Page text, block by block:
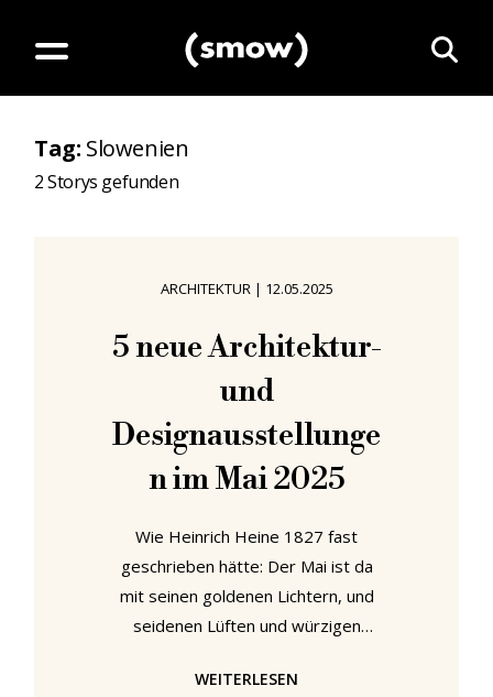
Tag: Slowenien
2Storys gefunden
ARCHITEKTUR| 12.05.2025
5 neue Architektur-
und
Designausstellunge
n im Mai 2025
Wie Heinrich Heine 1827 fast
geschrieben hätte: Der Mai ist da
mit seinen goldenen Lichtern, und
seidenen Lüften und würzigen
einer Fülle neuer Architektur- und
WEITERLESEN